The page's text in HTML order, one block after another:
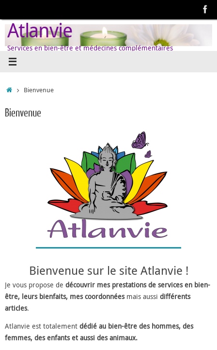
au
contenu
Atlanvie
Services en bien-être et médecines complémentaires
AccueilBienvenue
Bienvenue
Bienvenue sur le site Atlanvie !
Je vous propose de découvrir mes prestations de services en bien-
être, leurs bienfaits, mes coordonnéesmais aussi différents
articles.
Atlanvie est totalement dédié au bien-être des hommes, des
femmes, des enfants et aussi des animaux.